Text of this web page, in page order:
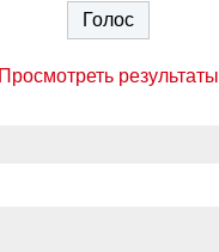
Просмотреть результаты